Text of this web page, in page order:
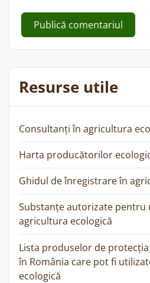
Resurse utile
Consultanți în agricultura
Harta producătorilor
Ghidul de înregistrare în
Substanțe autorizate pentru
agricultura ecologică
Lista produselor de
în România care pot fi
ecologică